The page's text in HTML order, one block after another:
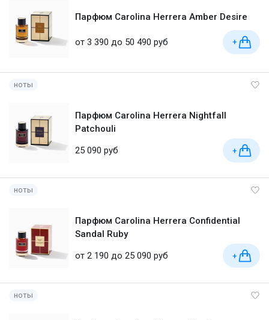
Парфюм Carolina Herrera Amber Desire
от 3 390 до 50 490 руб +
ноты
Парфюм Carolina Herrera Nightfall
Patchouli
25 090 руб
+
ноты
Парфюм Carolina Herrera Confidential
Sandal Ruby
от 2 190 до 25 090 руб
+
ноты